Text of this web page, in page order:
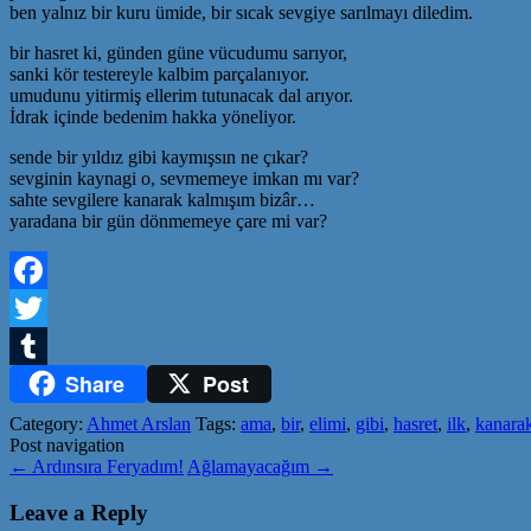
ben yalnız bir kuru ümide, bir sıcak sevgiye sarılmayı diledim.
bir hasret ki, günden güne vücudumu sarıyor,
sanki kör testereyle kalbim parçalanıyor.
umudunu yitirmiş ellerim tutunacak dal arıyor.
İdrak içinde bedenim hakka yöneliyor.
sende bir yıldız gibi kaymışsın ne çıkar?
sevginin kaynagi o, sevmemeye imkan mı var?
sahte sevgilere kanarak kalmışım bizâr…
yaradana bir gün dönmemeye çare mi var?
Facebook
Twitter
Tumblr Share Post
Category: Ahmet Arslan Tags: ama, bir, elimi, gibi, hasret, ilk,
Post navigation
← Ardınsıra Feryadım! Ağlamayacağım →
Leave a Reply